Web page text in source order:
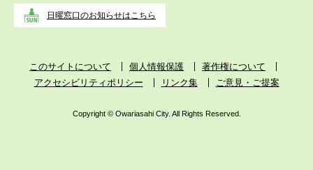
日曜窓口のお知らせはこちら
このサイトについて 個人情報保護
著作権について
アクセシビリティポリシー
リンク集 ご意見・ご提案
Copyright © Owariasahi City. All Rights Reserved.